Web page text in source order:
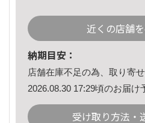
近くの店舗
納期目安：
店舗在庫不足の為、取り寄
2026.08.30 17:29頃のお届け
受け取り方法・